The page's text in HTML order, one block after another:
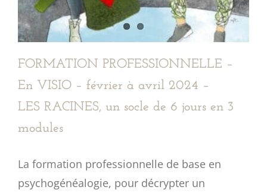
FORMATION PROFESSIONNELLE –
En VISIO – février à avril 2024 –
LES RACINES, un socle de 6 jours en 3
modules
La formation professionnelle de base en
psychogénéalogie, pour décrypter un